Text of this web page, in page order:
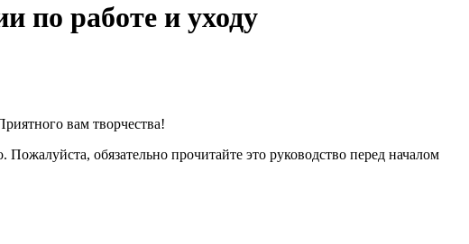
по работе и уходу
вам творчества!
обязательно прочитайте это руководство перед началом